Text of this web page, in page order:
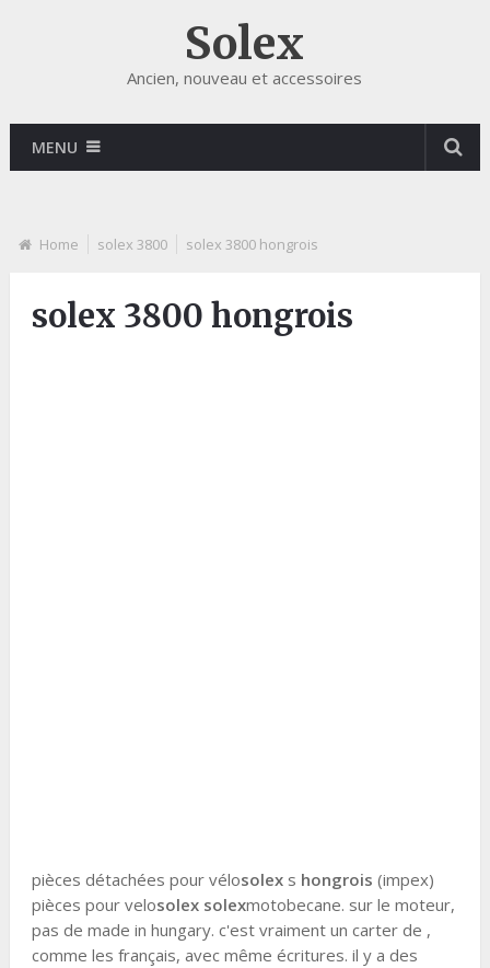
Solex
Ancien, nouveau et accessoires
MENU
Home solex 3800 solex 3800 hongrois
solex 3800 hongrois
pièces détachées pour vélosolexs hongrois (impex)
pièces pour velosolex solexmotobecane. sur le moteur,
pas de made in hungary. c'est vraiment un carter de ,
comme les français, avec même écritures. il y a des